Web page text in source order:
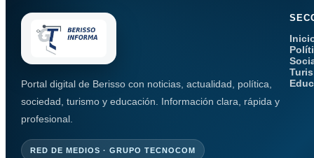
Portal digital de Berisso con noticias, actualidad, política,
sociedad, turismo y educación. Información clara, rápida y
profesional.
RED DE MEDIOS · GRUPO TECNOCOM